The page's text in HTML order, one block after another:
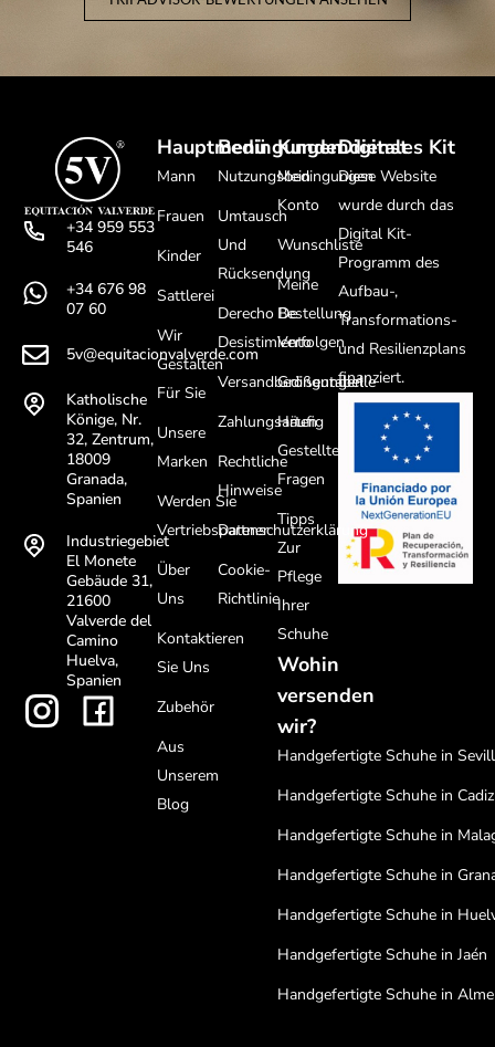
+34 959 553
546
+34 676 98
07 60
5v@equitacionvalverde.com
Katholische
Könige, Nr.
32, Zentrum,
18009
Granada,
Spanien
Industriegebiet
El Monete
Gebäude 31,
21600
Valverde del
Camino
Huelva,
Spanien
Hauptmenü
Mann
Frauen
Kinder
Sattlerei
Wir
Gestalten
Für Sie
Unsere
Marken
Werden Sie
Vertriebspartner
Über
Uns
Kontaktieren
Sie Uns
Zubehör
Aus
Unserem
Blog
Bedingungen
Nutzungsbedingungen
Umtausch
Und
Rücksendung
Derecho De
Desistimiento
Versandbedingungen
Zahlungsarten
Rechtliche
Hinweise
Datenschutzerklärung
Cookie-
Richtlinie
Kundendienst
Mein
Konto
Wunschliste
Meine
Bestellung
Verfolgen
Größentabelle
Häufig
Gestellte
Fragen
Tipps
Zur
Pflege
Ihrer
Schuhe
Wohin
versenden
wir?
Handgefertigte Schuhe in
Handgefertigte Schuhe in Cadiz
Handgefertigte Schuhe in
Handgefertigte Schuhe in
Handgefertigte Schuhe in
Handgefertigte Schuhe in Jaén
Handgefertigte Schuhe in
Digitales Kit
Diese Website
wurde durch das
Digital Kit-
Programm des
Aufbau-,
Transformations-
und Resilienzplans
finanziert.